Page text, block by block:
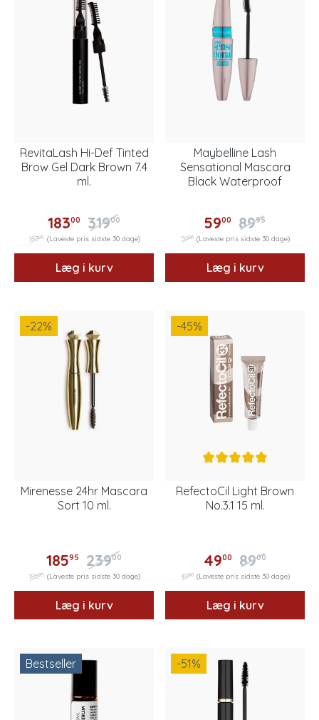
RevitaLash Hi-Def Tinted
Brow Gel Dark Brown 7.4
ml.
18300 31900
18300 (Laveste pris sidste 30 dage)
Læg i kurv
Maybelline Lash
Sensational Mascara
Black Waterproof
5900 8995
5900 (Laveste pris sidste 30 dage)
Læg i kurv
-22%
Mirenesse 24hr Mascara
Sort 10 ml.
18595 23900
18595 (Laveste pris sidste 30 dage)
Læg i kurv
-45%
RefectoCil Light Brown
No.3.1 15 ml.
4900 8900
4900 (Laveste pris sidste 30 dage)
Læg i kurv
Bestseller -51%